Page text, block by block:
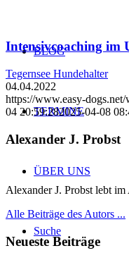
BLOG
TERMINE
ÜBER UNS
Suche
Intensivcoaching im
Tegernsee Hundehalter
04.04.2022
https://www.easy-
04 20:59:282025-04-08
Alexander J. Probst
Alexander J. Probst lebt
Alle Beiträge des Autors ...
Neueste Beiträge